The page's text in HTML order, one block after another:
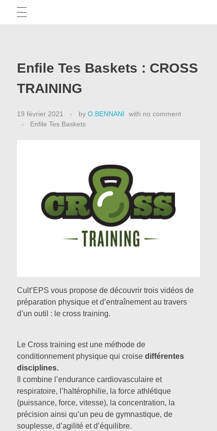
Outils pédagogiques
CAPEPS
Actus CAPEPS
La minute démocratis’APSA
Des cycles d’enseignements
Haltérophilie
PRÉPARATION PHYSIQUE
Cross training
LES TEXTES OFFICIELS
A PROPOS
Enfile Tes Baskets : CROSS
TRAINING
19 février 2021 by O.BENNANI with no comment
Enfile Tes Baskets
Cult’EPS vous propose de découvrir trois vidéos de
préparation physique et d’entraînement au travers
d’un outil : le cross training.
Le Cross training est une méthode de
conditionnement physique qui croise différentes
disciplines.
Il combine l’endurance cardiovasculaire et
respiratoire, l’haltérophilie, la force athlétique
(puissance, force, vitesse), la concentration, la
précision ainsi qu’un peu de gymnastique, de
souplesse, d’agilité et d’équilibre.